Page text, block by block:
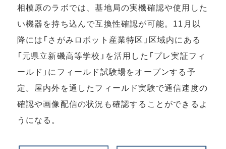
相模原のラボでは、基地局の実機確認や使用した
い機器を持ち込んで互換性確認が可能。11月以
降には「さがみロボット産業特区」区域内にある
「元県立新磯高等学校」を活用した「プレ実証フィ
ールド」にフィールド試験場をオープンする予
定。屋内外を通したフィールド実験で通信速度の
確認や画像配信の状況も確認することができるよ
うになる。